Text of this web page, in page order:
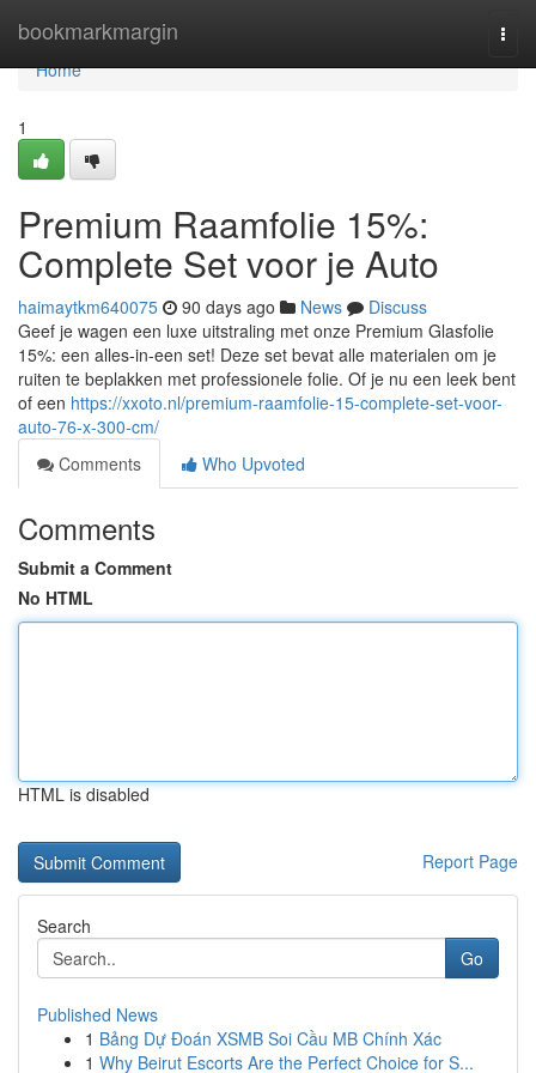
bookmarkmargin
Home
Home
1
Premium Raamfolie 15%:
Complete Set voor je Auto
haimaytkm640075 90 days ago News
Discuss
Geef je wagen een luxe uitstraling met onze Premium Glasfolie
15%: een alles-in-een set! Deze set bevat alle materialen om je
ruiten te beplakken met professionele folie. Of je nu een leek bent
of een https://xxoto.nl/premium-raamfolie-15-complete-set-voor-
auto-76-x-300-cm/
Comments
Who Upvoted
Comments
Submit a Comment
No HTML
HTML is disabled
Report Page
Search
Go
Published News
1 Bảng Dự Đoán XSMB Soi Cầu MB Chính Xác
1 Why Beirut Escorts Are the Perfect Choice for S...